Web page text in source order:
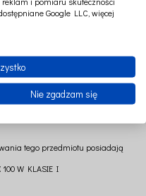
tego przedmiotu posiadają
100 W KLASIE I
Google LLC, więcej
Nie zgadzam się